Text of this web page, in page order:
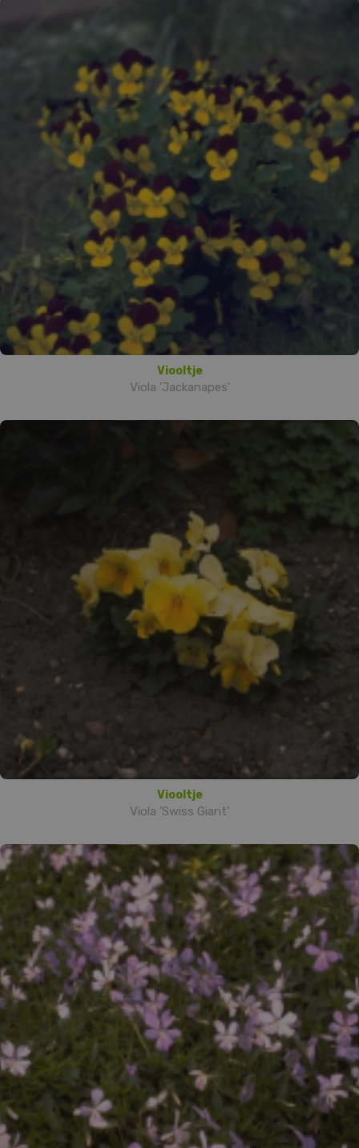
Viooltje
Viola 'Jackanapes'
Viooltje
Viola 'Swiss Giant'